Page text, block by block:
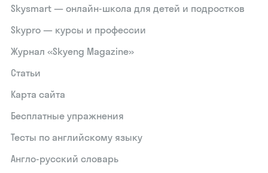
Skysmart — онлайн-школа для детей и подростков
Skypro — курсы и профессии
Журнал «Skyeng Magazine»
Статьи
Карта сайта
Бесплатные упражнения
Тесты по английскому языку
Англо-русский словарь